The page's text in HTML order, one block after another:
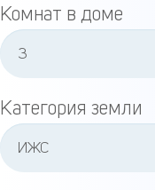
Комнат в доме
Категория земли